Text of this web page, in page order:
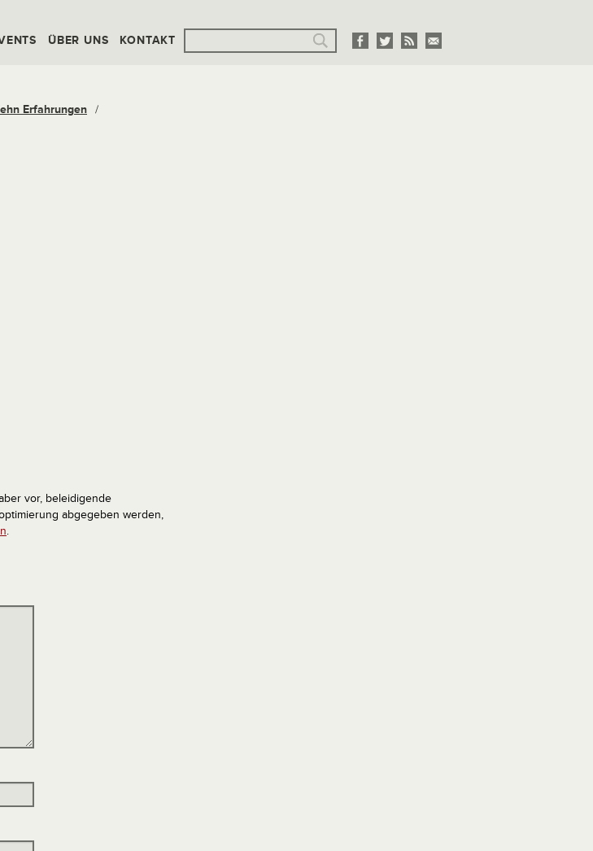
ÜBER UNS KONTAKT
Erfahrungen /
vor, beleidigende
abgegeben werden,
.